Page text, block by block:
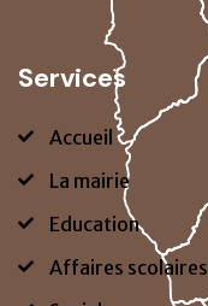
Services
Accueil
La mairie
Education
Affaires scolaires